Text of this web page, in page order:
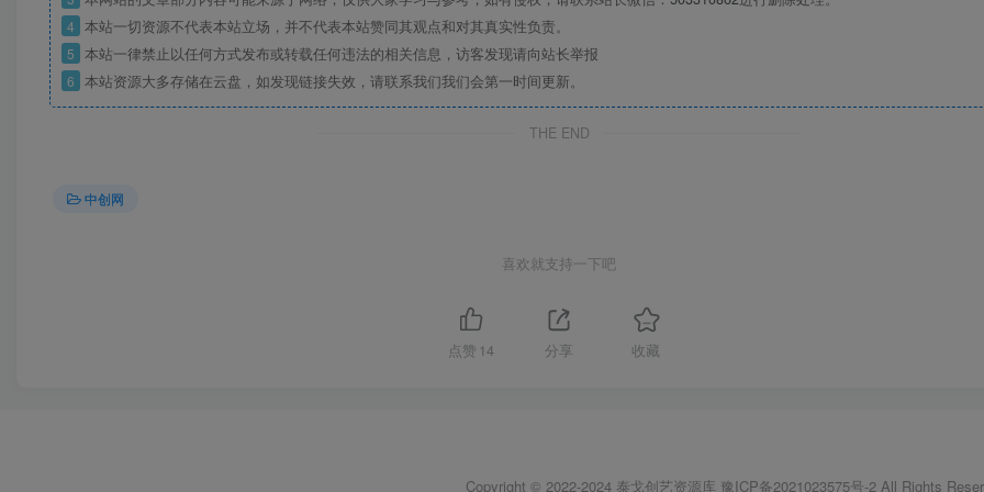
4 本站一切资源不代表本站立场，并不代表本站赞同其观点和对其真实性负责。
5 本站一律禁止以任何方式发布或转载任何违法的相关信息，访客发现请向站长举报
6 本站资源大多存储在云盘，如发现链接失效，请联系我们我们会第一时间更新。
THE END
中创网
喜欢就支持一下吧
点赞 14 分享 收藏
Copyright © 2022-2024 泰戈创艺资源库 豫ICP备2021023575号-2All Rights